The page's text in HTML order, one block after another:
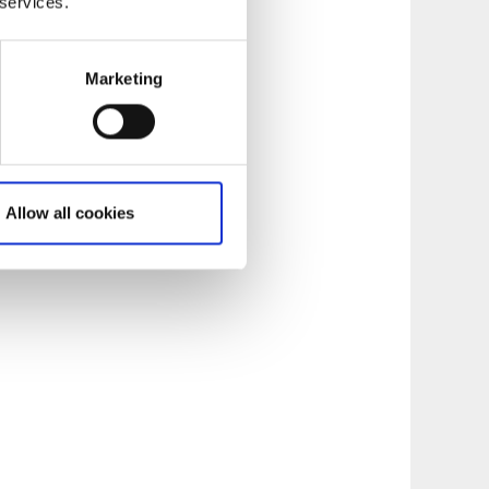
Marketing
Allow all cookies
så vill du
antagen plan för
kvarstod